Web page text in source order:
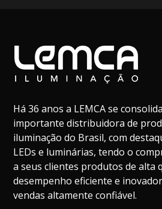
Há 36 anos a LEMCA se
importante distribuidora de
iluminação do Brasil, com
LEDs e luminárias, tendo o
a seus clientes produtos de alta
desempenho eficiente e
vendas altamente confiável.